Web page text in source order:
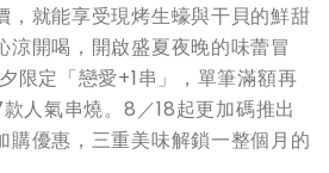
，就能享受現烤生蠔與干貝的鮮甜
涼開喝，開啟盛夏夜晚的味蕾冒
限定「戀愛+1串」，單筆滿額再
人氣串燒。8／18起更加碼推出
購優惠，三重美味解鎖一整個月的